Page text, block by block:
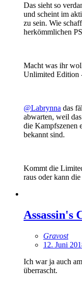
Das sieht so
und scheint im
zu sein. Wie
herkömmlichen
Macht was ihr
Unlimited Edition
@Labrynna das
abwarten, weil
die Kampfszenen
bekannt sind.
Kommt die
raus oder kann
Assassin's
Gravost
12. Juni
Ich war ja auch
überrascht.